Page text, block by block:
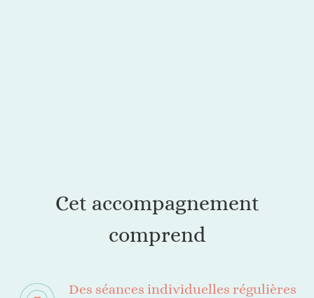
Cet accompagnement
comprend
Des séances individuelles régulières